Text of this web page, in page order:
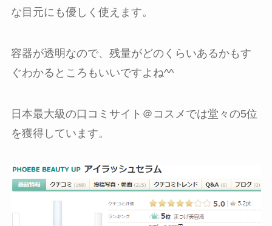
な目元にも優しく使えます。
容器が透明なので、残量がどのくらいあるかもす
ぐわかるところもいいですよね^^
日本最大級の口コミサイト＠コスメでは堂々の5位
を獲得しています。